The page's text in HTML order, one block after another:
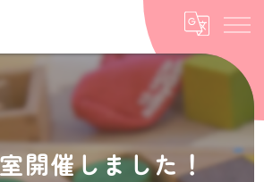
開催しました！